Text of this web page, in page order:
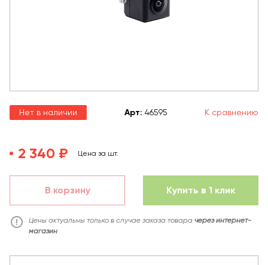
Нет в наличии Арт: 46595 К сравнению
2 340 ₽ Цена за шт.
В корзину Купить в 1 клик
Цены актуальны только в случае заказа товара через интернет-
магазин